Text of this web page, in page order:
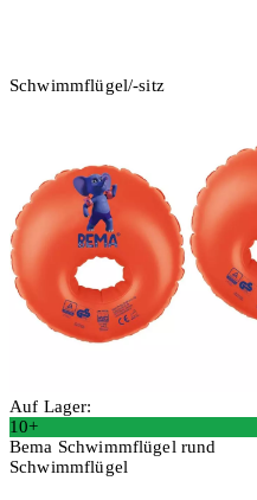
Schwimmflügel/-sitz
Auf Lager:
10+
Bema Schwimmflügel rund
Schwimmflügel